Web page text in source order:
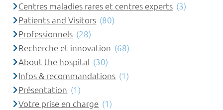
Centres maladies rares et centres experts (3)
Patients and Visitors (80)
Professionnels (28)
Recherche et innovation (68)
About the hospital (30)
Infos & recommandations (1)
Présentation (1)
Votre prise en charge (1)